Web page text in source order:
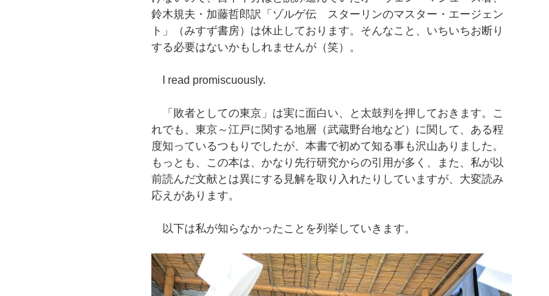
鈴木規夫・加藤哲郎訳「ゾルゲ伝 スターリンのマスター・エージェン
ト」（みすず書房）は休止しております。そんなこと、いちいちお断り
する必要はないかもしれませんが（笑）。
I read promiscuously.
「敗者としての東京」は実に面白い、と太鼓判を押しておきます。こ
れでも、東京～江戸に関する地層（武蔵野台地など）に関して、ある程
度知っているつもりでしたが、本書で初めて知る事も沢山ありました。
もっとも、この本は、かなり先行研究からの引用が多く、また、私が以
前読んだ文献とは異にする見解を取り入れたりしていますが、大変読み
応えがあります。
以下は私が知らなかったことを列挙していきます。